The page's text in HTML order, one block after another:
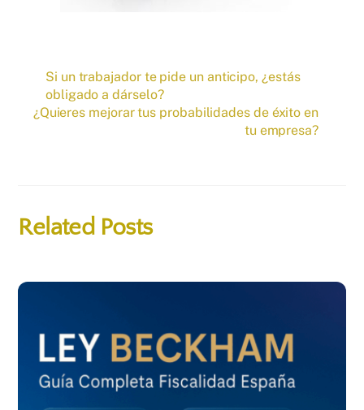
Si un trabajador te pide un anticipo, ¿estás
obligado a dárselo?
¿Quieres mejorar tus probabilidades de éxito en
tu empresa?
Related Posts